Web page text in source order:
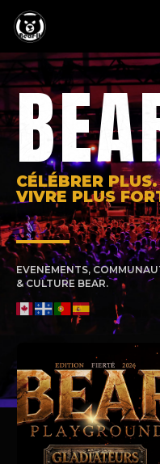
CÉLÉBRER
VIVRE PLUS
EVENEMENTS,
& CULTURE BEAR.